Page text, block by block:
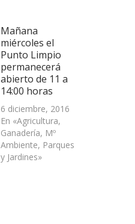
en
una
ventana
nueva)
Mañana
miércoles el
Punto Limpio
permanecerá
abierto de 11 a
14:00 horas
6 diciembre, 2016
En «Agricultura,
Ganadería, Mº
Ambiente, Parques
y Jardines»